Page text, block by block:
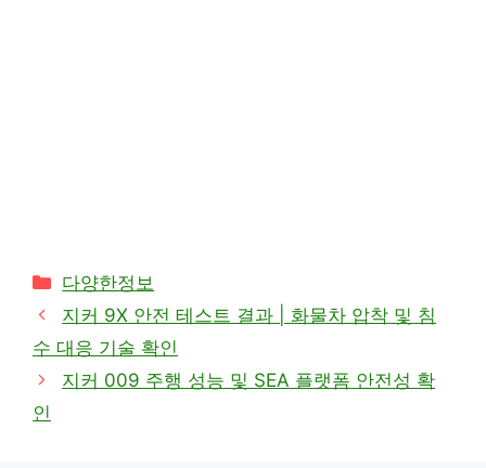
카
테
리
다양한정보
지커 9X 안전 테스트 결과 | 화물차 압착 및 침
수 대응 기술 확인
지커 009 주행 성능 및 SEA 플랫폼 안전성 확
인